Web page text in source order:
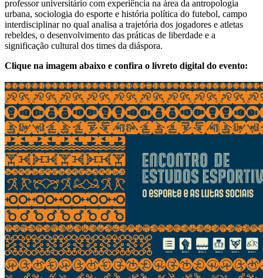
professor universitário com experiência na área da antropologia
urbana, sociologia do esporte e história política do futebol, campo
interdisciplinar no qual analisa a trajetória dos jogadores e atletas
rebeldes, o desenvolvimento das práticas de liberdade e a
significação cultural dos times da diáspora.
Clique na imagem abaixo e confira o livreto digital do evento: